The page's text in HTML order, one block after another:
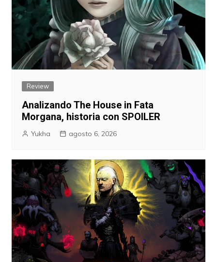
Review
Analizando The House in Fata
Morgana, historia con SPOILER
Yukha agosto 6, 2026